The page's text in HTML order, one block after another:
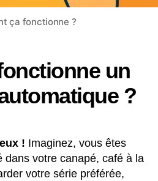
ça fonctionne ?
un
?
! Imaginez, vous êtes
dans votre canapé, café à la
votre série préférée,